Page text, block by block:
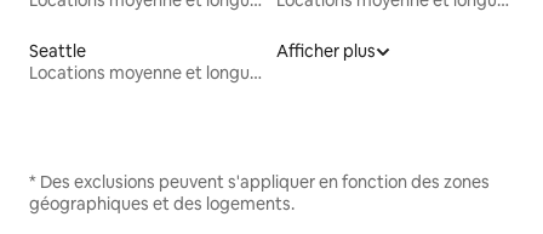
Seattle
Locations moyenne et longue durée
Afficher plus
* Des exclusions peuvent s'appliquer en fonction des zones
géographiques et des logements.